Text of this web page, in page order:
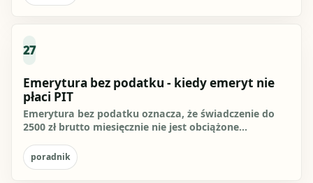
27
Emerytura bez podatku - kiedy emeryt nie
płaci PIT
Emerytura bez podatku oznacza, że świadczenie do
2500 zł brutto miesięcznie nie jest obciążone
poradnik